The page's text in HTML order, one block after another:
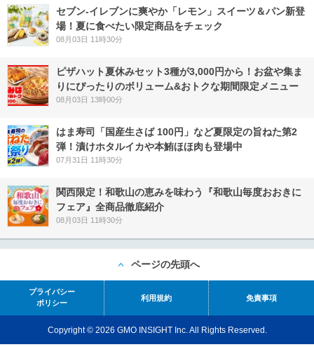
セブン‐イレブンに爽やか「レモン」スイーツ＆パン新登
場！夏に食べたい限定商品をチェック
08月03日 11時30分
ピザハット夏休みセット3種が3,000円から！お盆や集ま
りにぴったりのボリューム&おトクな期間限定メニュー
08月03日 13時00分
はま寿司「国産生さば 100円」など夏限定の旨ねた第2
弾！漬けホタルイカや本鮪ほほ肉も登場中
07月31日 11時30分
関西限定！和歌山の恵みを味わう『和歌山毎度おおきに
フェア』全商品徹底紹介
08月03日 11時30分
ページの先頭へ
プライバシー
ポリシー
利用規約 免責事項
Copyright © 2026 GMO INSIGHT Inc. All Rights Reserved.